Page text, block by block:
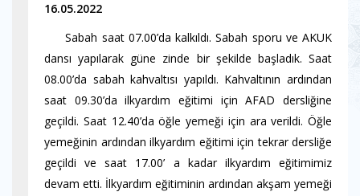
16.05.2022
Sabah saat 07.00’da kalkıldı. Sabah sporu ve AKUK
dansı yapılarak güne zinde bir şekilde başladık. Saat
08.00’da sabah kahvaltısı yapıldı. Kahvaltının ardından
saat 09.30’da ilkyardım eğitimi için AFAD dersliğine
geçildi. Saat 12.40’da öğle yemeği için ara verildi. Öğle
yemeğinin ardından ilkyardım eğitimi için tekrar dersliğe
geçildi ve saat 17.00’ a kadar ilkyardım eğitimimiz
devam etti. İlkyardım eğitiminin ardından akşam yemeği